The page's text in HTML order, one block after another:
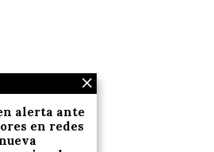
alerta ante
en redes